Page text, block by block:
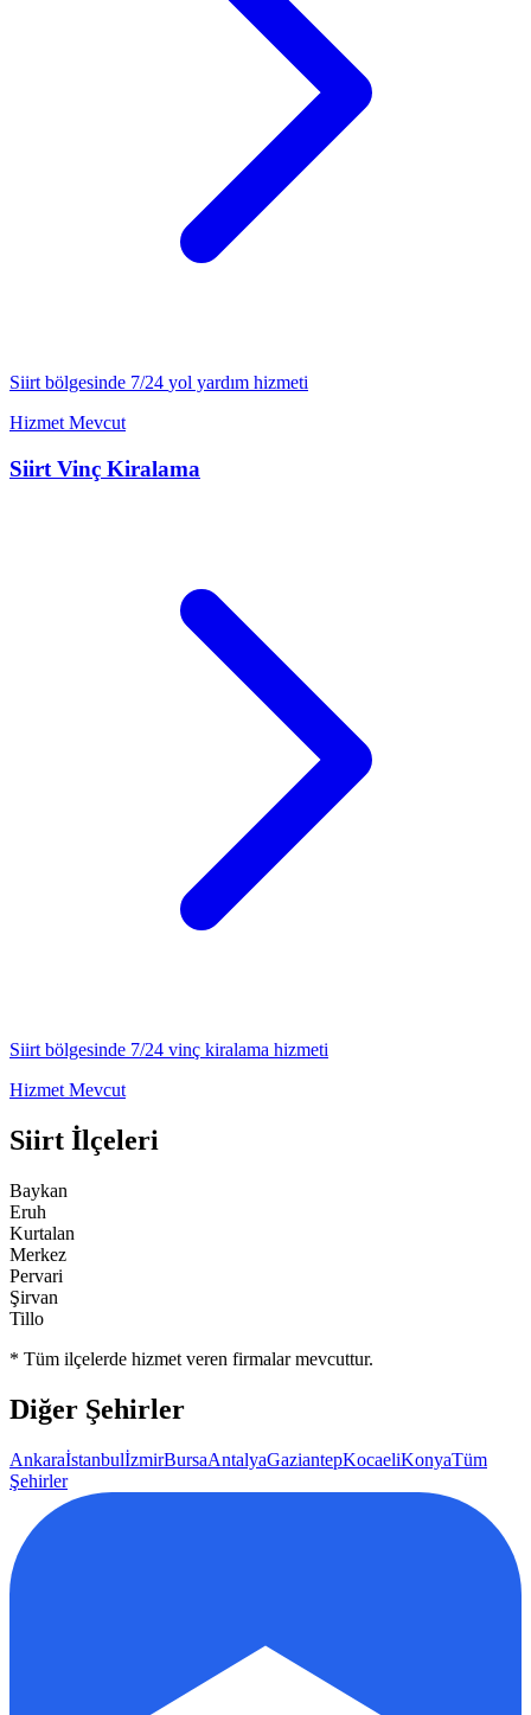
Siirt bölgesinde 7/24 yol yardım hizmeti
Hizmet Mevcut
Siirt Vinç Kiralama
Siirtbölgesinde 7/24 vinç kiralama hizmeti
Hizmet Mevcut
Siirt İlçeleri
Baykan
Eruh
Kurtalan
Merkez
Pervari
Şirvan
Tillo
* Tüm ilçelerde hizmet veren firmalar mevcuttur.
Diğer Şehirler
AnkaraİstanbulİzmirBursaAntalyaGaziantepKocaeliKonyaTüm
Şehirler